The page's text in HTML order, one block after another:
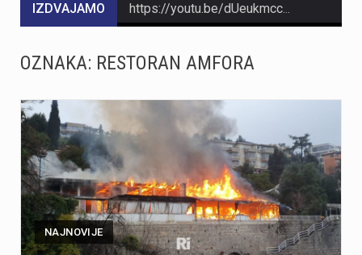
IZDVAJAMO
https://youtu.be/qV4DNBJPlKw Zbog dugotrajne suše i smanjenja izdašnosti izvora, KD Vodovod i kanalizacija apelira na racionalno korištenje vode na riječkom području, iako su trenutne zalihe dostatne i nema potrebe za redukcijama. Cilj preporučenih mjera, koje uključuju zabranu zalijevanja travnjaka i pranja automobila, jest smanjenje dnevne potrošnje za 10 do 15 posto. Više u videoprilogu:
Tijekom posljednja dva dana na širem matuljskom području i otoku Krku izbila su dva požara u kojima je nastala materijalna šteta, dok je u jednom slučaju jedna osoba ozlijeđena. Policijski službenici su u suradnji s protupožarnim inspektorom obavili očevide kojima su utvrđeni uzroci nastanka ovih požara. Požar na širem matuljskom području izbio je 5. kolovoza oko 21:30 sati u pomoćnom objektu kuće, a ugasili su ga vatrogasci Javne vatrogasne postrojbe (JVP) Opatija. Očevidom je utvrđeno da je uzrok požara tehničke naravi, točnije kvar na električnim instalacijama u predjelu krovišta. U požaru je izgorio gornji dio pomoćnog objekta zajedno s krovištem, a materijalna šteta procjenjuje se na više desetaka tisuća eura. Drugi požar izbio je 6. kolovoza oko 4:20 sati u obiteljskoj kući na otoku Krku. Na intervenciju su izašli vatrogasci JVP Krk, a u požaru je ozlijeđena 50-godišnjakinja. Očevidom je utvrđeno da je do požara najvjerojatnije došlo uslijed curenja plina zbog tehničkog kvara na spoju crijeva i plinske boce. Plinska smjesa u prostoru kuhinje zapalila se nakon što je prilikom paljenja svjetla došlo do stvaranja iskre. Nakon obavljenih očevida, policija poziva građane da redovito pregledavaju i održavaju električne i plinske instalacije te plinske uređaje. Također se savjetuje da se svi…
OZNAKA: RESTORAN AMFORA
NAJNOVIJE